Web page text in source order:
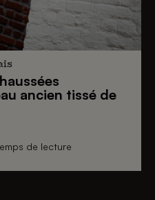
ancien tissé de
de lecture